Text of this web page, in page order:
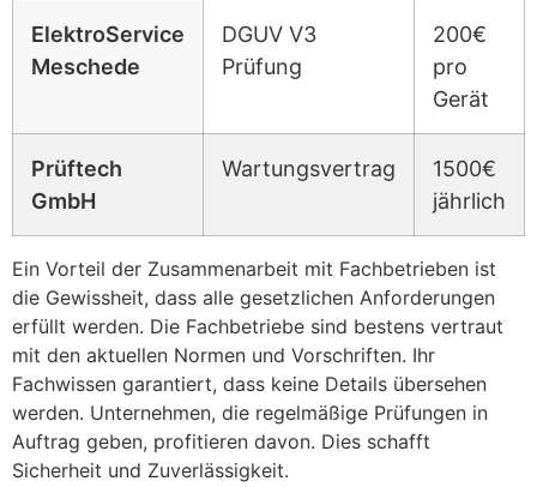
ElektroService
Meschede
DGUV V3
Prüfung
200€
pro
Gerät
Prüftech
GmbH
Wartungsvertrag
1500€
jährlich
Ein Vorteil der Zusammenarbeit mit Fachbetrieben ist
die Gewissheit, dass alle gesetzlichen Anforderungen
erfüllt werden. Die Fachbetriebe sind bestens vertraut
mit den aktuellen Normen und Vorschriften. Ihr
Fachwissen garantiert, dass keine Details übersehen
werden. Unternehmen, die regelmäßige Prüfungen in
Auftrag geben, profitieren davon. Dies schafft
Sicherheit und Zuverlässigkeit.